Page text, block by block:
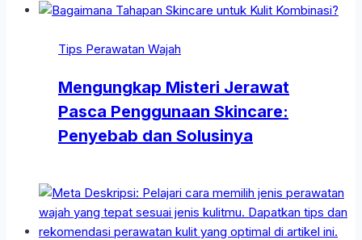
Tips Perawatan Wajah
Mengungkap Misteri Jerawat
Pasca Penggunaan Skincare:
Penyebab dan Solusinya